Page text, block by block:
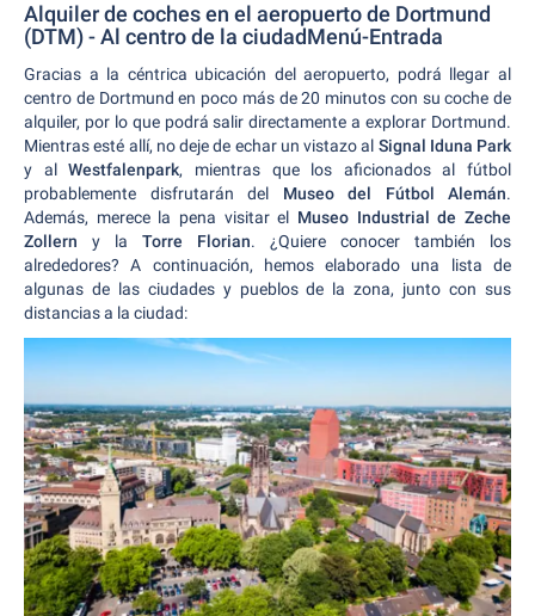
Alquiler de coches en el aeropuerto de Dortmund
(DTM) - Al centro de la ciudadMenú-Entrada
Gracias a la céntrica ubicación del aeropuerto, podrá llegar al
centro de Dortmund en poco más de 20 minutos con su coche de
alquiler, por lo que podrá salir directamente a explorar Dortmund.
Mientras esté allí, no deje de echar un vistazo al Signal Iduna Park
y alWestfalenpark, mientras que los aficionados al fútbol
probablemente disfrutarán del Museo del Fútbol Alemán.
Además, merece la pena visitar el Museo Industrial de Zeche
Zollern y la Torre Florian. ¿Quiere conocer también los
alrededores? A continuación, hemos elaborado una lista de
algunas de las ciudades y pueblos de la zona, junto con sus
distancias a la ciudad: